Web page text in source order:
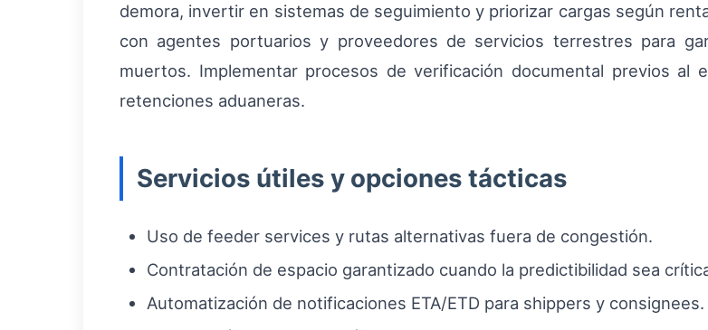
demora, invertir en sistemas de seguimiento y priorizar cargas según
con agentes portuarios y proveedores de servicios terrestres para
muertos. Implementar procesos de verificación documental previos al
retenciones aduaneras.
Servicios útiles y opciones tácticas
Uso de feeder services y rutas alternativas fuera de congestión.
Contratación de espacio garantizado cuando la predictibilidad sea
Automatización de notificaciones ETA/ETD para shippers y consignees.